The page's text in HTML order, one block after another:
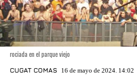
rociada en el parque viejo
CUGAT COMAS 16 de mayo de 2024. 14:02